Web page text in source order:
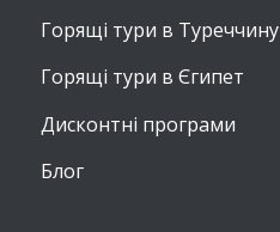
Горящі тури в Туреччину
Горящі тури в Єгипет
Дисконтні програми
Блог